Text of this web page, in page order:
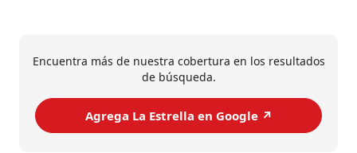
Encuentra más de nuestra cobertura en los resultados
de búsqueda.
Agrega La Estrella en Google ↗️